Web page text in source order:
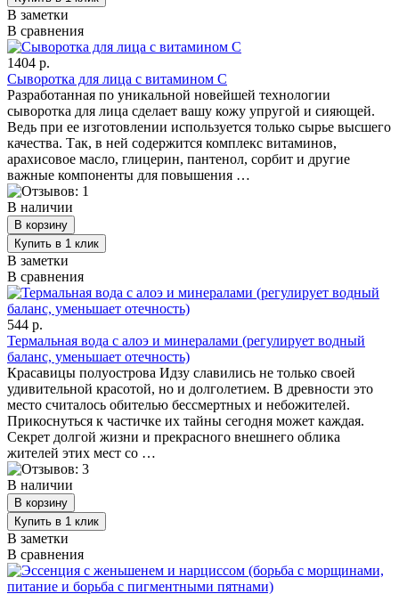
В заметки
В сравнения
1404 р.
Сыворотка для лица с витамином С
Разработанная по уникальной новейшей технологии
сыворотка для лица сделает вашу кожу упругой и сияющей.
Ведь при ее изготовлении используется только сырье высшего
качества. Так, в ней содержится комплекс витаминов,
арахисовое масло, глицерин, пантенол, сорбит и другие
важные компоненты для повышения …
В наличии
В заметки
В сравнения
544 р.
Термальная вода с алоэ и минералами (регулирует водный
баланс, уменьшает отечность)
Красавицы полуострова Идзу славились не только своей
удивительной красотой, но и долголетием. В древности это
место считалось обителью бессмертных и небожителей.
Прикоснуться к частичке их тайны сегодня может каждая.
Секрет долгой жизни и прекрасного внешнего облика
жителей этих мест со …
В наличии
В заметки
В сравнения